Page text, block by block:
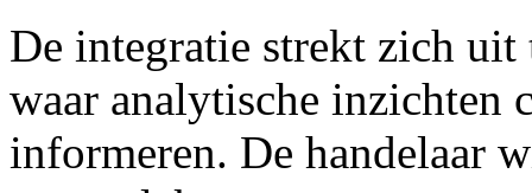
De integratie strekt zich uit
waar analytische inzichten
informeren. De handelaar